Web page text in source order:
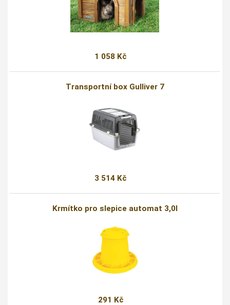
1 058 Kč
Transportní box Gulliver 7
3 514 Kč
Krmítko pro slepice automat 3,0l
291 Kč